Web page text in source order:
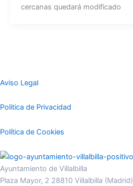
cercanas quedará modificado
Aviso Legal
Politica de Privacidad
Política de Cookies
Ayuntamiento de Villalbilla
Plaza Mayor, 2 28810 Villalbilla (Madrid)